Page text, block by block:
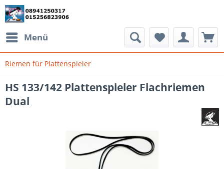
Menü
Riemen für Plattenspieler
HS 133/142 Plattenspieler Flachriemen
Dual